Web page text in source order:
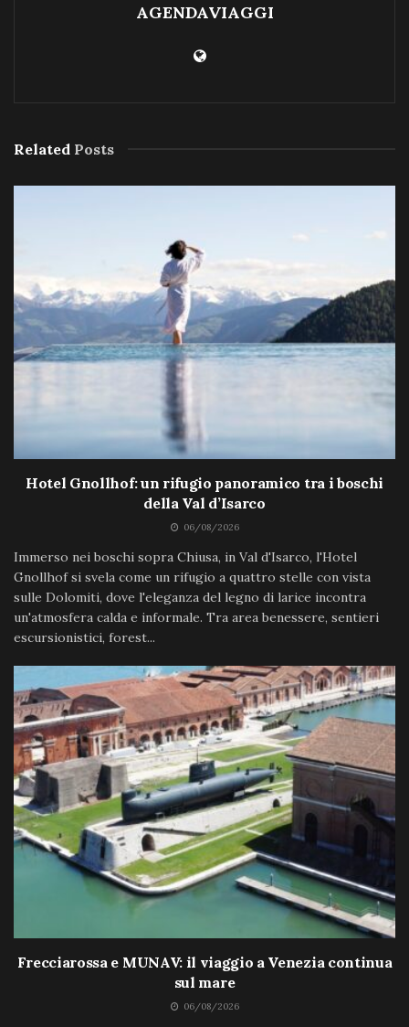
AGENDAVIAGGI
Related Posts
Hotel Gnollhof: un rifugio panoramico tra i boschi
della Val d’Isarco
06/08/2026
Immerso nei boschi sopra Chiusa, in Val d'Isarco, l'Hotel
Gnollhof si svela come un rifugio a quattro stelle con vista
sulle Dolomiti, dove l'eleganza del legno di larice incontra
un'atmosfera calda e informale. Tra area benessere, sentieri
escursionistici, forest...
Frecciarossa e MUNAV: il viaggio a Venezia continua
sul mare
06/08/2026